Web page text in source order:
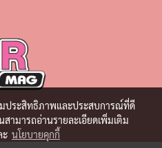
มประสิทธิภาพและประสบการณ์ที่ดี
สามารถอ่านรายละเอียดเพิ่มเติม
ะ นโยบายคุกกี้